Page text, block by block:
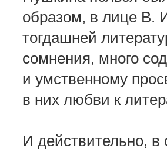
образом, в лице В.
тогдашней
сомнения, много
и умственному
в них любви к
И действительно, в